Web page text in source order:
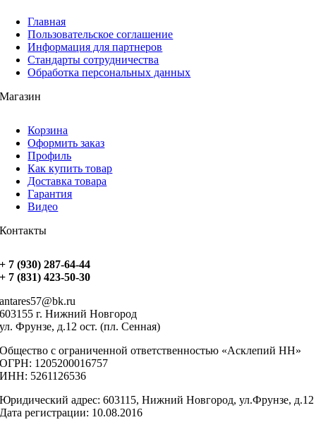
Главная
Пользовательское соглашение
Информация для партнеров
Стандарты сотрудничества
Обработка персональных данных
Магазин
Корзина
Оформить заказ
Профиль
Как купить товар
Доставка товара
Гарантия
Видео
Контакты
+ 7 (930) 287-64-44
+ 7 (831) 423-50-30
antares57@bk.ru
603155 г. Нижний Новгород
ул. Фрунзе, д.12 ост. (пл. Сенная)
Общество с ограниченной ответственностью «Асклепий НН»
ОГРН: 1205200016757
ИНН: 5261126536
Юридический адрес: 603115, Нижний Новгород, ул.Фрунзе, д.12
Дата регистрации: 10.08.2016